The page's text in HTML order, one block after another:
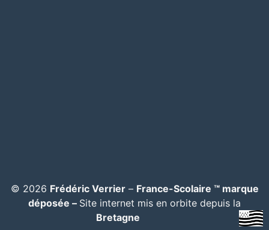
© 2026 Frédéric Verrier– France-Scolaire ™ marque
déposée – Site internet mis en orbite depuis la
Bretagne